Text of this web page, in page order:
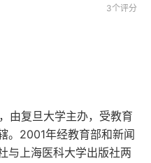
3个评分
由复旦大学主办，受教育
。2001年经教育部和新闻
与上海医科大学出版社两